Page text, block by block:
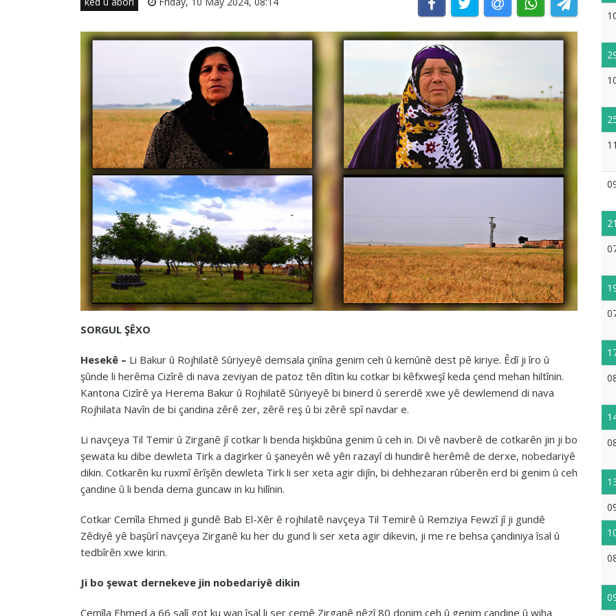
SORGUL ŞÊXO
Hesekê – Li Bakur û Rojhilatê Sûriyeyê demsala çinîna genim ceh û kemûnê dest pê kiriye. Êdî ji îro û
şûnde li herêma Cizîrê di nava zeviyan de patoz tên dîtin ku cotkar bi kêfxweşî keda çend mehan hiltînin.
Kantona Cizîrê ya Herema Bakur û Rojhilatê Sûriyeyê bi binerd û sererdê xwe yê dewlemend di nava
Rojhilata Navîn de bi çandina zêrê zer, zêrê reş û bi zêrê spî navdar e.
Li navçeya Til Temir û Zirganê jî cotkar li benda hişkbûna genim û ceh in. Di vê navberê de cotkarên jin ji bo
şewata ku dibe dewleta Tirk a dagirker û şaneyên wê yên razayî di hundirê herêmê de derxe, nobedariyê
dikin. Cotkarên ku ruxmî êrîşên dewleta Tirk li ser xeta agir dijîn, bi dehhezaran rûberên erd bi genim û ceh
çandine û li benda dema guncaw in ku hilînin.
Cotkar Cemîla Ehmed ji gundê Bab El-Xêr ê rojhilatê navçeya Til Temirê û Remziya Fewzî jî ji gundê
Zêdiyê yê başûrî navçeya Zirganê ku her du gund li ser xeta agir dikevin, ji me re behsa çandiniya îsal û
tedbîrên xwe kirin.
Ji bo şewat dernekeve jin nobedariyê dikin
Cemîla Ehmed a 66 salî got ku wan îsal li ser çemê Zirganê nêzî 80 donim ceh û genim çandine û wiha